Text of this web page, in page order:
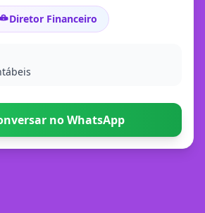
Diretor Financeiro
no WhatsApp